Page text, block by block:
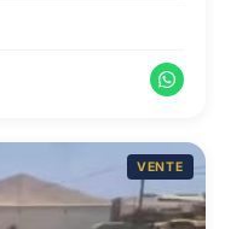
VENTE